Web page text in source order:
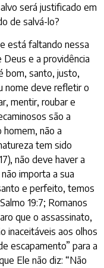
será justificado em
de salvá-lo?
está faltando nessa
e a providência
bom, santo, justo,
nome deve refletir o
mentir, roubar e
são a
não a
tem sido
não deve haver a
importa a sua
e perfeito, temos
19:7; Romanos
que o assassinato,
inaceitáveis aos olhos
escapamento” para a
Ele não diz: “Não